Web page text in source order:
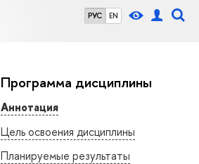
РУС EN
Программа дисциплины
Аннотация
Цель освоения дисциплины
Планируемые результаты